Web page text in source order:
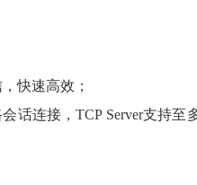
快速高效；
话连接，TCP Server支持